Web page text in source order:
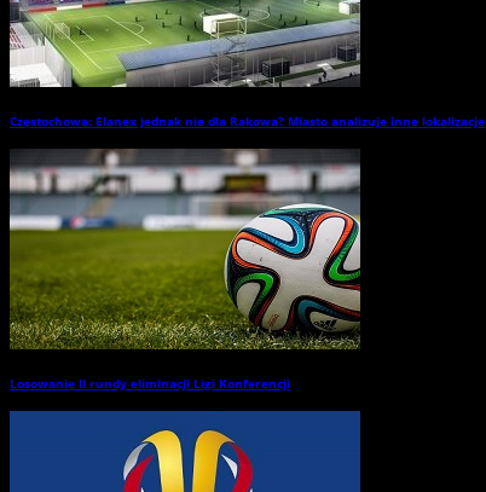
Częstochowa: Elanex jednak nie dla Rakowa? Miasto analizuje inne lokalizacje
Losowanie II rundy eliminacji Ligi Konferencji